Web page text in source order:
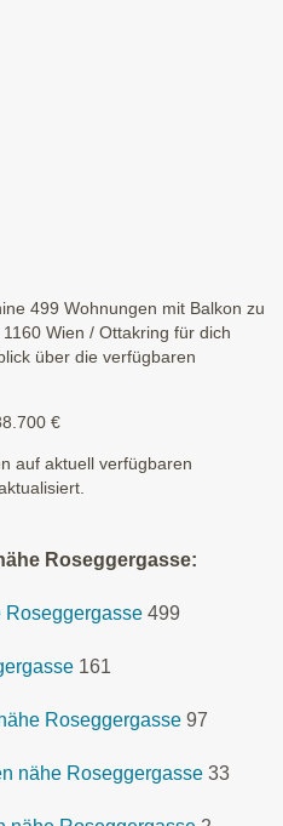
499 Wohnungen mit Balkon zu
Wien / Ottakring für dich
über die verfügbaren
€
auf aktuell verfügbaren
Roseggergasse:
Roseggergasse 499
161
Roseggergasse 97
nähe Roseggergasse 33